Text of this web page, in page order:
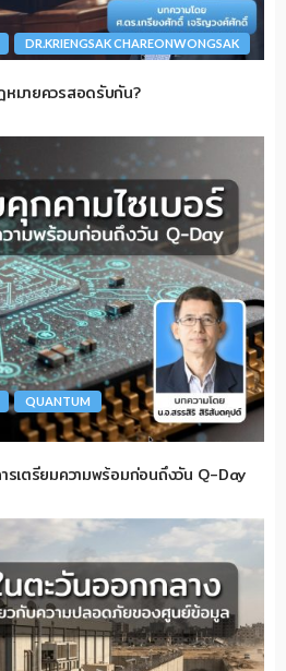
DR.KRIENGSAK CHAREONWONGSAK
หมายควรสอดรับกัน?
QUANTUM
รเตรียมความพร้อมก่อนถึงวัน Q-Day